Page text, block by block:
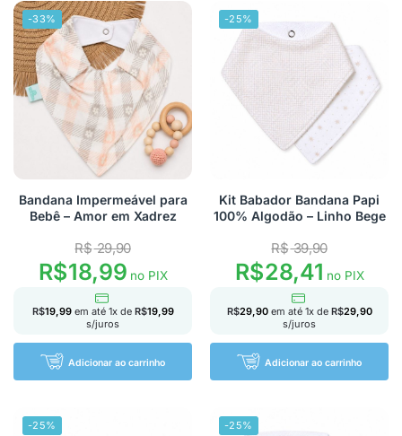
-33%
Bandana Impermeável para
Bebê – Amor em Xadrez
R$29,90
R$18,99no PIX
R$19,99 em até 1x de R$19,99
s/juros
Adicionar ao carrinho
-25%
Kit Babador Bandana Papi
100% Algodão – Linho Bege
R$39,90
R$28,41 no PIX
R$29,90 em até 1x de R$29,90
s/juros
Adicionar ao carrinho
-25% -25%